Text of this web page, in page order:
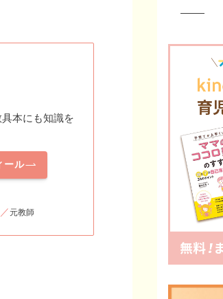
本にも知識を
ール
／元教師